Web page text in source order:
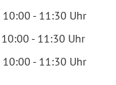
- 11:30 Uhr
- 11:30 Uhr
- 11:30 Uhr